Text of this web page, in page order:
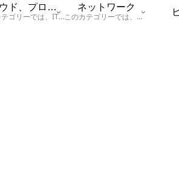
クラウド、プログラム
このカテゴリーでは、ITに関する基本的な情報として「ハードウェア、「サーバー」、「データベース、「ネットワーク」、「セキュリティ」、「プログラム」に関する情報を記載しています。
ネットワーク
このカテゴリーでは、「ネットワーク」に関する情報を記載しています。